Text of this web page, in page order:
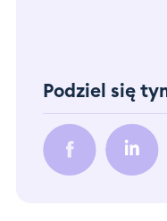
Podziel się